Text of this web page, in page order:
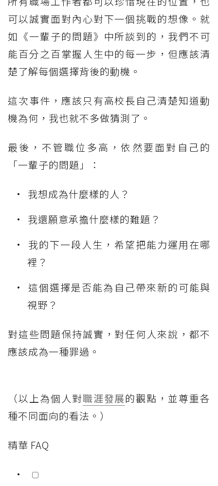
可以誠實面對內心對下一個挑戰的想像。就
如《一輩子的問題》中所談到的，我們不可
能百分之百掌握人生中的每一步，但應該清
楚了解每個選擇背後的動機。
這次事件，應該只有高校長自己清楚知道動
機為何，我也就不多做猜測了。
最後，不管職位多高，依然要面對自己的
「一輩子的問題」：
我想成為什麼樣的人？
我還願意承擔什麼樣的難題？
我的下一段人生，希望把能力運用在哪
裡？
這個選擇是否能為自己帶來新的可能與
視野？
對這些問題保持誠實，對任何人來說，都不
應該成為一種罪過。
（以上為個人對職涯發展的觀點，並尊重各
種不同面向的看法。）
精華 FAQ